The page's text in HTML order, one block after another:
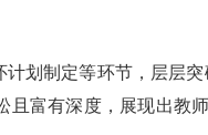
划制定等环节，层层突
且富有深度，展现出教